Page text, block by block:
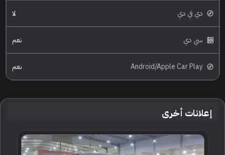
دي في دي لا
سي دي نعم
Android/Apple Car Play نعم
إعلانات أخرى